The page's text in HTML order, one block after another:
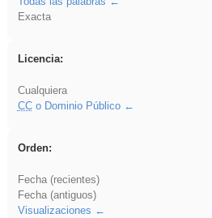
Exacta
Licencia:
Cualquiera
CCo Dominio Público
Orden:
Fecha (recientes)
Fecha (antiguos)
Visualizaciones